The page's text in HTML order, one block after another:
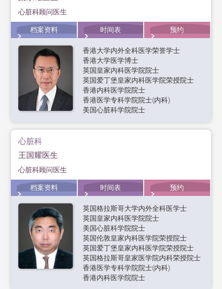
心脏科顾问医生
档案资料 时间表 预约
香港大学内外全科医学荣誉学士
香港大学医学博士
英国皇家内科医学院院士
英国爱丁堡皇家内科医学院荣授院士
香港内科医学院院士
香港医学专科学院院士(内科)
美国心脏科学院院士
心脏科
王国耀医生
心脏科顾问医生
档案资料 时间表 预约
英国格拉斯哥大学内外全科医学士
英国皇家内科医学院院士
美国心脏科学院院士
英国伦敦皇家内科医学院荣授院士
英国爱丁堡皇家内科医学院荣授院士
英国格拉斯哥皇家医学院内科荣授院士
香港医学专科学院院士(内科)
香港内科医学院院士